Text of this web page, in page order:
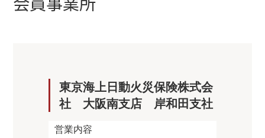
会員事業所
東京海上日動火災保険株式会
社 大阪南支店 岸和田支社
営業内容